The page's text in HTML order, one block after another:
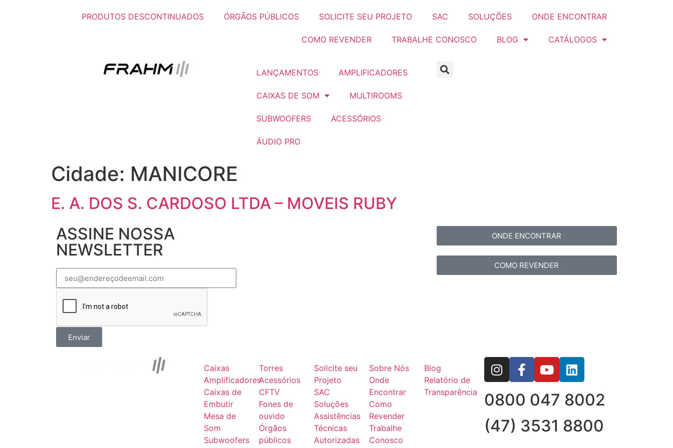
PRODUTOS DESCONTINUADOS ÓRGÃOS PÚBLICOS SOLICITE SEU PROJETO SAC SOLUÇÕES ONDE ENCONTRAR
COMO REVENDER TRABALHE CONOSCO BLOG CATÁLOGOS
LANÇAMENTOS AMPLIFICADORES
CAIXAS DE SOM MULTIROOMS
SUBWOOFERS ACESSÓRIOS
ÁUDIO PRO
Cidade: MANICORE
E. A. DOS S. CARDOSO LTDA – MOVEIS RUBY
ASSINE NOSSA
NEWSLETTER
Enviar
ONDE ENCONTRAR
COMO REVENDER
Caixas
Amplificadores
Caixas de
Embutir
Mesa de
Som
Subwoofers
Torres
Acessórios
CFTV
Fones de
ouvido
Órgãos
públicos
Solicite seu
Projeto
SAC
Soluções
Assistências
Técnicas
Autorizadas
Sobre Nós
Onde
Encontrar
Como
Revender
Trabalhe
Conosco
Blog
Relatório de
Transparência
0800 047 8002
(47) 3531 8800